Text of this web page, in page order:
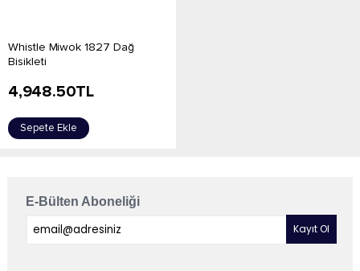
Whistle Miwok 1827 Dağ
Bisikleti
4,948.50TL
Sepete Ekle
E-Bülten Aboneliği